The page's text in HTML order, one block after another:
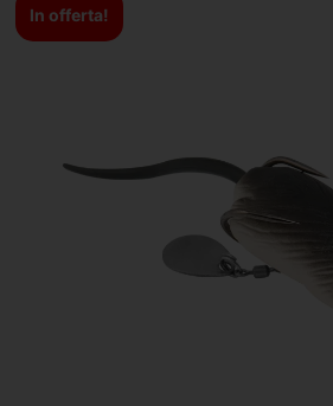
In offerta!